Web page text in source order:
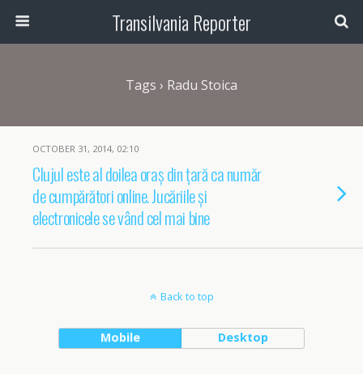
Transilvania Reporter
Tags › Radu Stoica
OCTOBER 31, 2014, 02:10
Clujul este al doilea oraș din țară ca număr
de cumpărători online. Jucăriile și
electronicele se vând cel mai bine
Back to top
Mobile Desktop